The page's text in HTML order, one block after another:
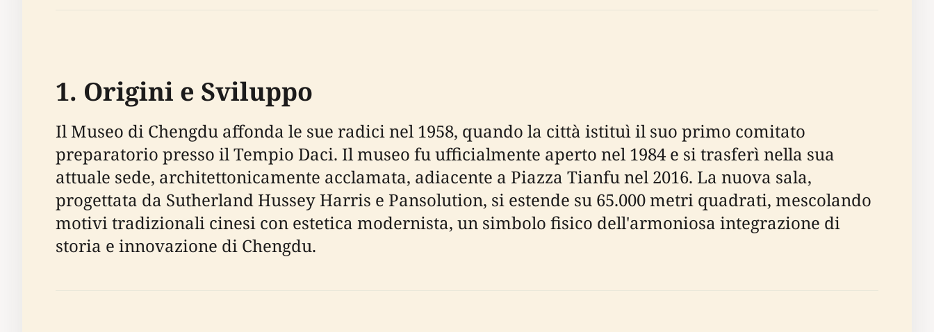
1. Origini e Sviluppo
Il Museo di Chengdu affonda le sue radici nel 1958, quando la città istituì il suo primo comitato
preparatorio presso il Tempio Daci. Il museo fu ufficialmente aperto nel 1984 e si trasferì nella sua
attuale sede, architettonicamente acclamata, adiacente a Piazza Tianfu nel 2016. La nuova sala,
progettata da Sutherland Hussey Harris e Pansolution, si estende su 65.000 metri quadrati, mescolando
motivi tradizionali cinesi con estetica modernista, un simbolo fisico dell'armoniosa integrazione di
storia e innovazione di Chengdu.